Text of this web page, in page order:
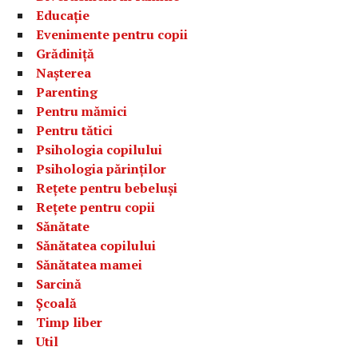
Educație
Evenimente pentru copii
Grădiniță
Nașterea
Parenting
Pentru mămici
Pentru tătici
Psihologia copilului
Psihologia părinților
Rețete pentru bebeluși
Rețete pentru copii
Sănătate
Sănătatea copilului
Sănătatea mamei
Sarcină
Școală
Timp liber
Util